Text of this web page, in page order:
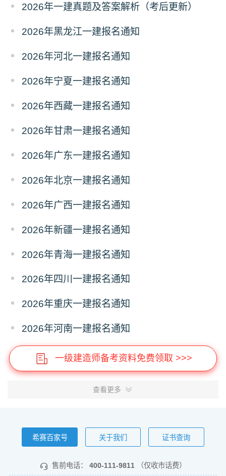
2026年一建真题及答案解析（考后更新）
2026年黑龙江一建报名通知
2026年河北一建报名通知
2026年宁夏一建报名通知
2026年西藏一建报名通知
2026年甘肃一建报名通知
2026年广东一建报名通知
2026年北京一建报名通知
2026年广西一建报名通知
2026年新疆一建报名通知
2026年青海一建报名通知
2026年四川一建报名通知
2026年重庆一建报名通知
2026年河南一建报名通知
一级建造师备考资料免费领取 >>>
查看更多
希赛百家号 关于我们 证书查询
售前电话： 400-111-9811 （仅收市话费）